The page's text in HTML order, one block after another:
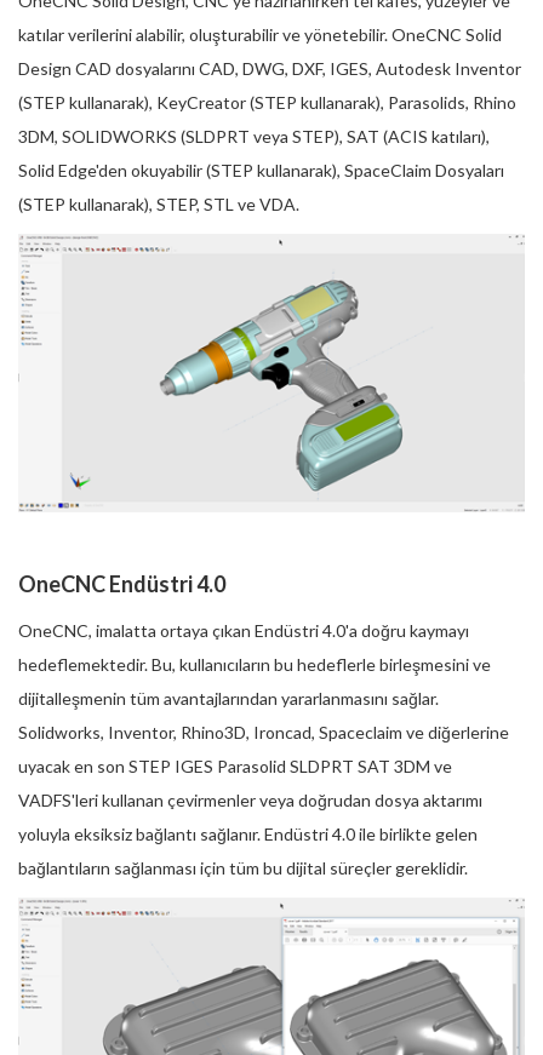
katılar verilerini alabilir, oluşturabilir ve yönetebilir. OneCNC Solid
Design CAD dosyalarını CAD, DWG, DXF, IGES, Autodesk Inventor
(STEP kullanarak), KeyCreator (STEP kullanarak), Parasolids, Rhino
3DM, SOLIDWORKS (SLDPRT veya STEP), SAT (ACIS katıları),
Solid Edge'den okuyabilir (STEP kullanarak), SpaceClaim Dosyaları
(STEP kullanarak), STEP, STL ve VDA.
OneCNC Endüstri 4.0
OneCNC, imalatta ortaya çıkan Endüstri 4.0'a doğru kaymayı
hedeflemektedir. Bu, kullanıcıların bu hedeflerle birleşmesini ve
dijitalleşmenin tüm avantajlarından yararlanmasını sağlar.
Solidworks, Inventor, Rhino3D, Ironcad, Spaceclaim ve diğerlerine
uyacak en son STEP IGES Parasolid SLDPRT SAT 3DM ve
VADFS'leri kullanan çevirmenler veya doğrudan dosya aktarımı
yoluyla eksiksiz bağlantı sağlanır. Endüstri 4.0 ile birlikte gelen
bağlantıların sağlanması için tüm bu dijital süreçler gereklidir.